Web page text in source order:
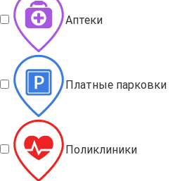
Аптеки
Платные парковки
Поликлиники